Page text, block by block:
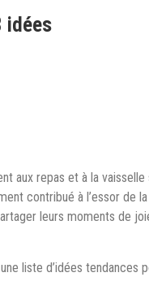
idées
aux repas et à la
contribué à l’essor de
leurs moments de
liste d’idées tendances